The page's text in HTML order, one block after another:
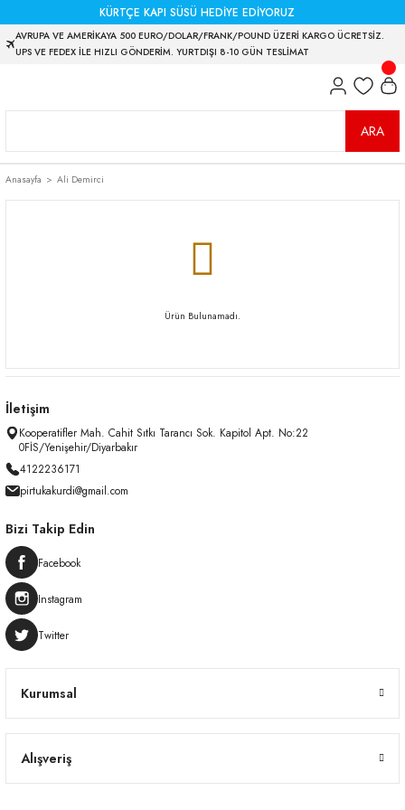
KÜRTÇE KAPI SÜSÜ HEDİYE EDİYORUZ
AVRUPA VE AMERİKAYA 500 EURO/DOLAR/FRANK/POUND ÜZERİ KARGO ÜCRETSİZ.
UPS VE FEDEX İLE HIZLI GÖNDERİM. YURTDIŞI 8-10 GÜN TESLİMAT
ARA
Anasayfa Ali Demirci
Ürün Bulunamadı.
İletişim
Kooperatifler Mah. Cahit Sıtkı Tarancı Sok. Kapitol Apt. No:22
0FİS/Yenişehir/Diyarbakır
4122236171
pirtukakurdi@gmail.com
Kurumsal
Alışveriş
Bizi Takip Edin
Facebook
Instagram
Twitter